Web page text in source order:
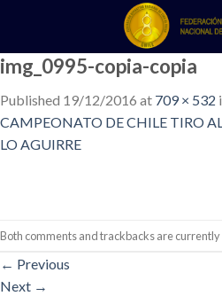
content
img_0995-copia-copia
Published 19/12/2016 at 709 × 532
CAMPEONATO DE CHILE TIRO
LO AGUIRRE
Both comments and trackbacks are currently
← Previous
Next →